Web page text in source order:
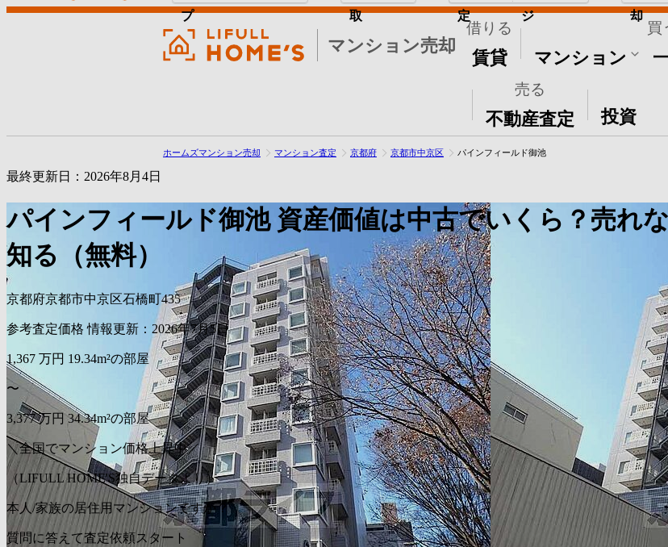
マンション売却
借りる
賃貸
買
マンション
売る
不動産査定
その他
投資
プ 取 定 ジ 却
ホームズマンション売却 マンション査定 京都府 京都市中京区 パインフィールド御池
最終更新日：2026年8月4日
パインフィールド御池 資産価値は中古でいくら？売れ
知る（無料）
京都府京都市中京区石橋町435
参考査定価格 情報更新：2026年7月5日
1,367 万円 19.34m²の部屋
〜
3,377 万円 34.34m²の部屋
＼全国でマンション価格上昇中／
（LIFULL HOME'S独自データより）
本人/家族の居住用マンションですか？
質問に答えて査定依頼スタート